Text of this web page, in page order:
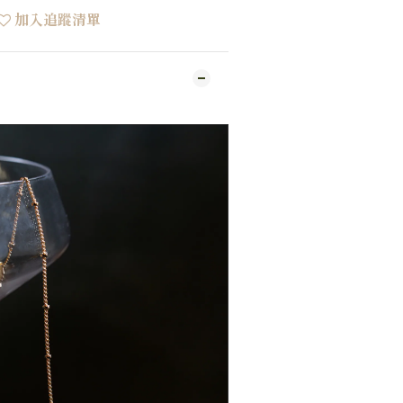
加入追蹤清單